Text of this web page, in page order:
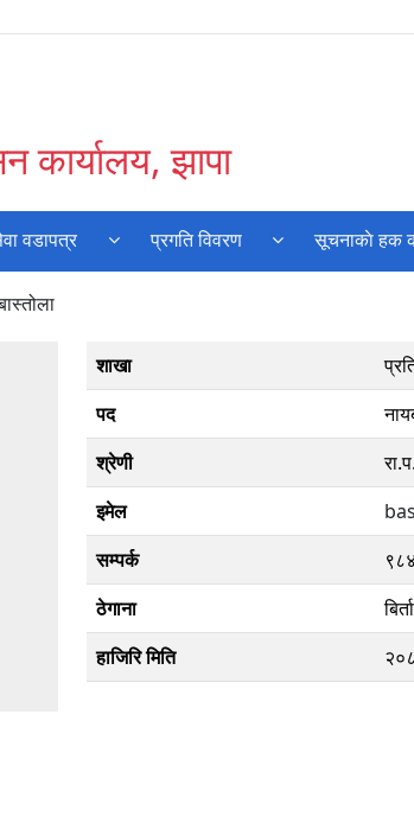
कार्यालय, झापा
वडापत्र प्रगति विवरण सूचनाकाे हक
शाखा
पद
श्रेणी
इमेल
सम्पर्क
ठेगाना
हाजिरि मिति